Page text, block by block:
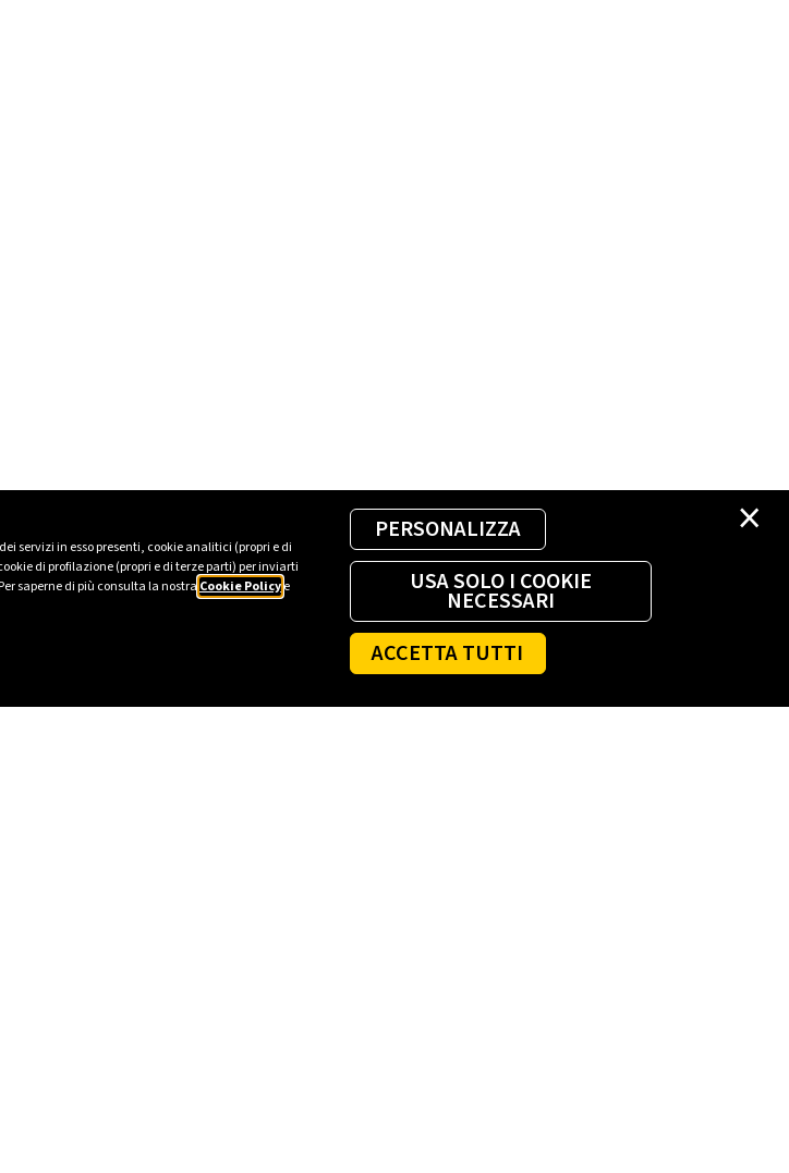
servizi in esso presenti, cookie analitici (propri e di
di profilazione (propri e di terze parti) per inviarti
saperne di più consulta la nostra Cookie Policye
×
PERSONALIZZA
USA SOLO I COOKIE
NECESSARI
ACCETTA TUTTI